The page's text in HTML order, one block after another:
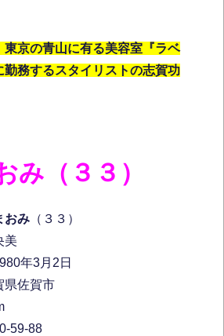
東京の青山に有る美容室『ラベ
勤務するスタイリストの志賀功
み（３３）
おみ （３３）
美
年3月2日
佐賀市
59-88